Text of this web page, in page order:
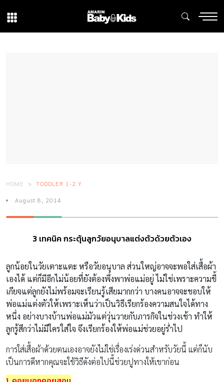
HOME TODDLER 1-2 Y
August 8, 2014
3 เทคนิค กระตุ้นลูกวัยอนุบาลแต่งตัวด้วยตัวเอง
ลูกน้อยในวัยเตาะแตะ หรือวัยอนุบาล ส่วนใหญ่อาจจะพอใส่เสื้อผ้า
เองได้ แต่ก็มีอีกไม่น้อยที่ยังต้องพึ่งพาพ่อแม่อยู่ ไม่ใช่เพราะความขี้
เกียจแต่ลูกยังไม่พร้อมจะเรียนรู้เสียมากกว่า บางคนอาจจะชอบให้
พ่อแม่แต่งตัวให้เพราะเห็นว่าเป็นวิธีเรียกร้องความสนใจได้ทาง
หนึ่ง อย่างบางบ้านพ่อแม่มัวแต่วุ่นวายกับภารกิจในช่วงเช้า ทำให้
ลูกรู้สึกว่าไม่มีใครใส่ใจ จึงเรียกร้องให้พ่อแม่ช่วยอยู่ร่ำไป
การใส่เสื้อผ้าด้วยตนเองอาจยังไม่ใช่เรื่องเร่งด่วนสำหรับวัยนี้ แต่ก็นับ
เป็นการดีหากคุณจะใช้วิธีดังต่อไปนี้ช่วยปูทางให้เขาก่อน